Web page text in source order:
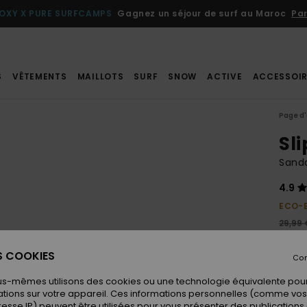
X PURE SURFCAMPS Gagnez un séjour de surf au Maroc
VÊTEMENTS MAILLOTS SURF SNOW ACTIVE
Page
4.9
ECO-
29,99
COOKIES
mêmes utilisons des cookies ou une technologie équivalente
sur votre appareil. Ces informations personnelles (comme